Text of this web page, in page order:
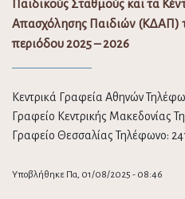
Παιδικούς Σταθμούς και τα
Απασχόλησης Παιδιών (ΚΔΑΠ)
περιόδου 2025 – 2026
Κεντρικά Γραφεία Αθηνών
Γραφείο Κεντρικής Μακεδονίας
Γραφείο Θεσσαλίας Τηλέφωνο:
Υποβλήθηκε Πα, 01/08/2025 - 08:46